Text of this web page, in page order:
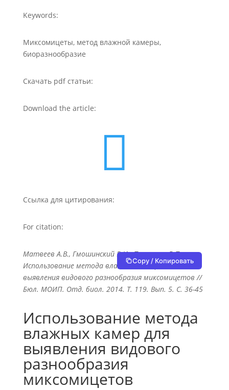
Keywords:
Миксомицеты, метод влажной камеры,
биоразнообразие
Скачать pdf статьи:
Download the article:

Ссылка для цитирования:
For citation:
Матвеев А.В., Гмошинский В.И., Прохоров В.П.,
Использование метода влажных камер для
выявления видового разнообразия миксомицетов //
Бюл. МОИП. Отд. биол. 2014. Т. 119. Вып. 5. С. 36-45
Copy / Копировать
Использование метода
влажных камер для
выявления видового
разнообразия
миксомицетов